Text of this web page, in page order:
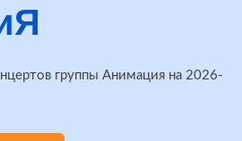
группы Анимация на 2026-